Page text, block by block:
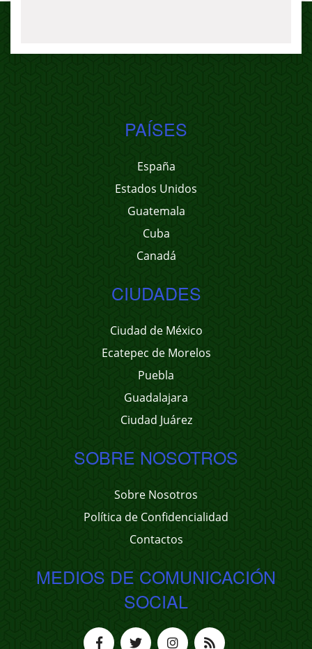
PAÍSES
España
Estados Unidos
Guatemala
Cuba
Canadá
CIUDADES
Ciudad de México
Ecatepec de Morelos
Puebla
Guadalajara
Ciudad Juárez
SOBRE NOSOTROS
Sobre Nosotros
Política de Confidencialidad
Contactos
MEDIOS DE COMUNICACIÓN
SOCIAL